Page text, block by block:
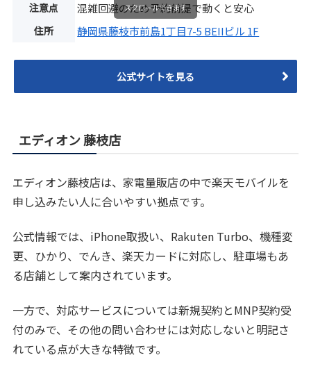
注意点 混雑回避のため予約前提で動くと安心
住所 静岡県藤枝市前島1丁目7-5 BEIIビル 1F
スクロールできます
公式サイトを見る
エディオン 藤枝店
エディオン藤枝店は、家電量販店の中で楽天モバイルを
申し込みたい人に合いやすい拠点です。
公式情報では、iPhone取扱い、Rakuten Turbo、機種変
更、ひかり、でんき、楽天カードに対応し、駐車場もあ
る店舗として案内されています。
一方で、対応サービスについては新規契約とMNP契約受
付のみで、その他の問い合わせには対応しないと明記さ
れている点が大きな特徴です。